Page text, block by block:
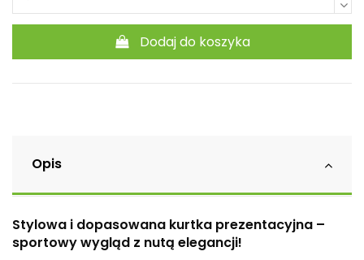
Dodaj do koszyka
Opis
Stylowa i dopasowana kurtka prezentacyjna –
sportowy wygląd z nutą elegancji!